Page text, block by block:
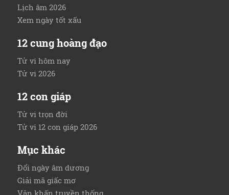
Lịch âm 2026
Xem ngày tốt xấu
12 cung hoàng đạo
Tử vi hôm nay
Tử vi 2026
12 con giáp
Tử vi trọn đời
Tử vi 12 con giáp 2026
Mục khác
Đổi ngày âm dương
Giải mã giấc mơ
Văn khấn truyền thống